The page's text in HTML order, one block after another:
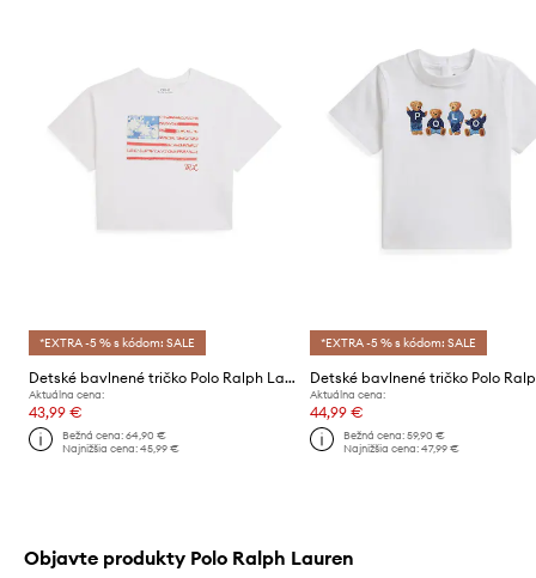
*EXTRA -5 % s kódom: SALE
Detské bavlnené tričko Polo Ralph Lauren
Aktuálna cena:
43,99 €
Bežná cena:64,90 €
Najnižšia cena:45,99 €
*EXTRA -5 % s kódom: SALE
Aktuálna cena:
44,99 €
Bežná cena: 59,90 €
Najnižšia cena: 47,99 €
Objavte produkty Polo Ralph Lauren